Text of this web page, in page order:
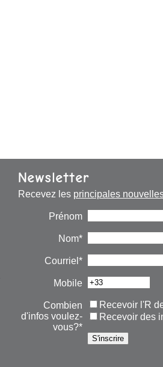
Newsletter
Recevez les principales
Prénom
Nom*
Courriel*
Mobile
Combien
d'infos voulez-
vous?*
Recevoir l'R
Recevoir des